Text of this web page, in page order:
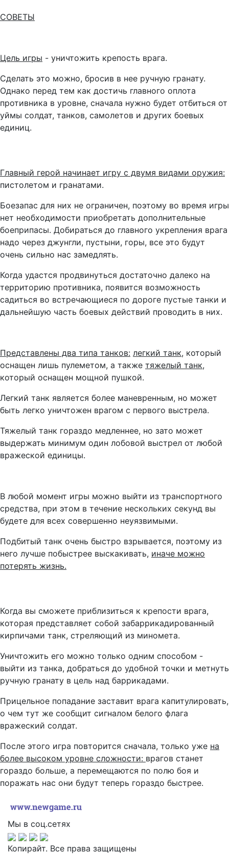
СОВЕТЫ
Цель игры - уничтожить крепость врага.
Сделать это можно, бросив в нее ручную гранату.
Однако перед тем как достичь главного оплота
противника в уровне, сначала нужно будет отбиться от
уймы солдат, танков, самолетов и других боевых
единиц.
Главный герой начинает игру с двумя видами оружия:
пистолетом и гранатами.
Боезапас для них не ограничен, поэтому во время игры
нет необходимости приобретать дополнительные
боеприпасы. Добираться до главного укрепления врага
надо через джунгли, пустыни, горы, все это будут
очень сильно нас замедлять.
Когда удастся продвинуться достаточно далеко на
территорию противника, появится возможность
садиться во встречающиеся по дороге пустые танки и
дальнейшую часть боевых действий проводить в них.
Представлены два типа танков: легкий танк, который
оснащен лишь пулеметом, а также тяжелый танк,
который оснащен мощной пушкой.
Легкий танк является более маневренным, но может
быть легко уничтожен врагом с первого выстрела.
Тяжелый танк гораздо медленнее, но зато может
выдержать минимум один лобовой выстрел от любой
вражеской единицы.
В любой момент игры можно выйти из транспортного
средства, при этом в течение нескольких секунд вы
будете для всех совершенно неуязвимыми.
Подбитый танк очень быстро взрывается, поэтому из
него лучше побыстрее выскакивать, иначе можно
потерять жизнь.
Когда вы сможете приблизиться к крепости врага,
которая представляет собой забаррикадированный
кирпичами танк, стреляющий из миномета.
Уничтожить его можно только одним способом -
выйти из танка, добраться до удобной точки и метнуть
ручную гранату в цель над баррикадами.
Прицельное попадание заставит врага капитулировать,
о чем тут же сообщит сигналом белого флага
вражеский солдат.
После этого игра повторится сначала, только уже на
более высоком уровне сложности: врагов станет
гораздо больше, а перемещаются по полю боя и
поражать нас они будут теперь гораздо быстрее.
Мы в соц.сетях
Копирайт. Все права защищены